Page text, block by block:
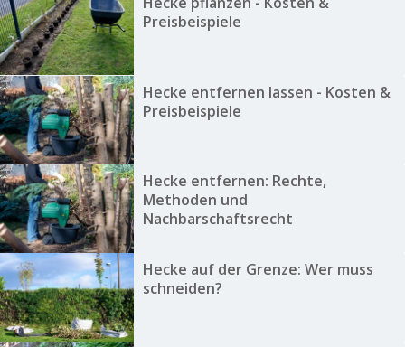
Preisbeispiele
Hecke entfernen lassen - Kosten &
Preisbeispiele
Hecke entfernen: Rechte,
Methoden und
Nachbarschaftsrecht
Hecke auf der Grenze: Wer muss
schneiden?